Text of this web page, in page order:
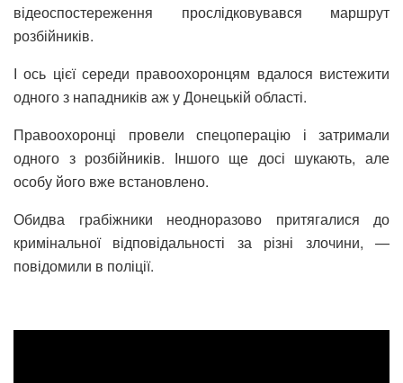
відеоспостереження прослідковувався маршрут
розбійників.
І ось цієї середи правоохоронцям вдалося вистежити
одного з нападників аж у Донецькій області.
Правоохоронці провели спецоперацію і затримали
одного з розбійників. Іншого ще досі шукають, але
особу його вже встановлено.
Обидва грабіжники неодноразово притягалися до
кримінальної відповідальності за різні злочини, —
повідомили в поліції.